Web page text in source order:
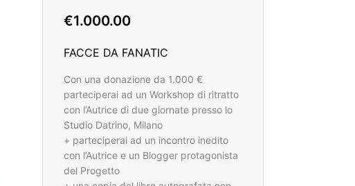
€1.000.00
FACCE DA FANATIC
Con una donazione da 1.000 €
parteciperai ad un Workshop di ritratto
con l’Autrice di due giornate presso lo
Studio Datrino, Milano
+ parteciperai ad un incontro inedito
con l’Autrice e un Blogger protagonista
del Progetto